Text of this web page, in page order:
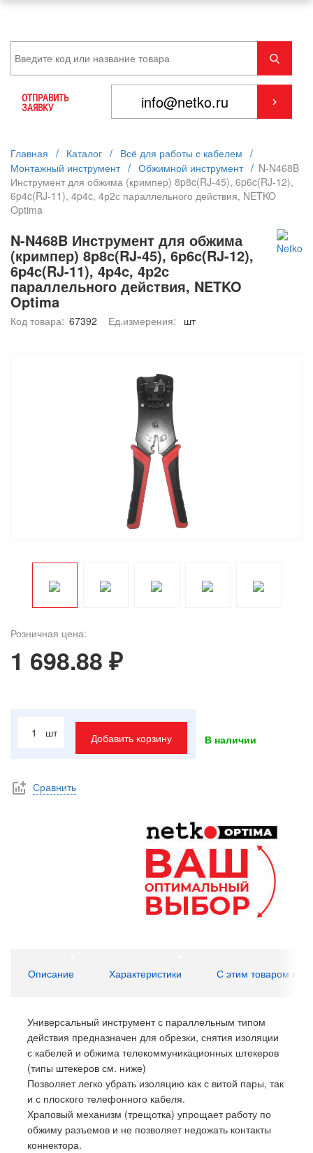
ОТПРАВИТЬ
ЗАЯВКУ
Главная / Каталог / Всё для работы с кабелем /
Монтажный инструмент / Обжимной инструмент / N-N468B
Инструмент для обжима (кримпер) 8p8c(RJ-45), 6p6c(RJ-12),
6p4c(RJ-11), 4p4c, 4р2с параллельного действия, NETKO
Optima
N-N468B Инструмент для обжима
(кримпер) 8p8c(RJ-45), 6p6c(RJ-12),
6p4c(RJ-11), 4p4c, 4р2с
параллельного действия, NETKO
Optima
Код товара: 67392 Ед.измерения: шт
Розничная цена:
1 698.88 ₽
шт Добавить корзину В наличии
Сравнить
Описание Характеристики С этим товаром
Универсальный инструмент с параллельным типом
действия предназначен для обрезки, снятия изоляции
с кабелей и обжима телекоммуникационных штекеров
(типы штекеров см. ниже)
Позволяет легко убрать изоляцию как с витой пары, так
и с плоского телефонного кабеля.
Храповый механизм (трещотка) упрощает работу по
обжиму разъемов и не позволяет недожать контакты
коннектора.